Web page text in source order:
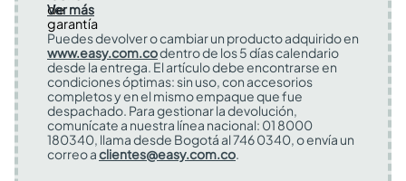
Ver más
Puedes devolver o cambiar un producto adquirido en
www.easy.com.codentro de los 5 días calendario
desde la entrega. El artículo debe encontrarse en
condiciones óptimas: sin uso, con accesorios
completos y en el mismo empaque que fue
despachado. Para gestionar la devolución,
comunícate a nuestra línea nacional: 01 8000
180340, llama desde Bogotá al 746 0340, o envía un
correo aclientes@easy.com.co.